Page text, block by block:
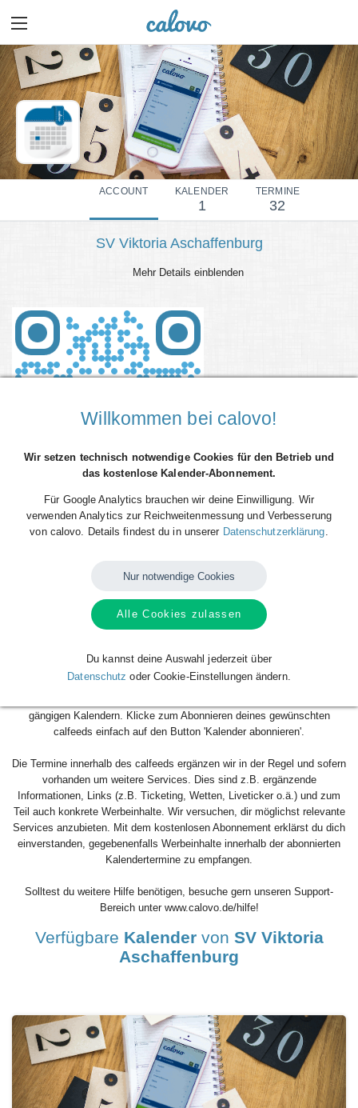
ACCOUNT KALENDER
1
TERMINE
32
SV Viktoria Aschaffenburg
Mehr Details einblenden
Du willst alle Spieltermine von SV Viktoria Aschaffenburg direkt als
Smartphone, Tablet oder Desktop-PC integrieren? Kein Problem mit den
Das Beste daran: sobald neue Spieltermine angelegt oder geändert
dem kostenlosen Abonnieren nie wieder etwas tun. Alle Termine einzeln
und mühsam einzutragen gehört also der Vergangenheit an. Los geht´s!
gängigen Kalendern. Klicke zum Abonnieren deines gewünschten
calfeeds einfach auf den Button 'Kalender abonnieren'.
Die Termine innerhalb des calfeeds ergänzen wir in der Regel und sofern
vorhanden um weitere Services. Dies sind z.B. ergänzende
Informationen, Links (z.B. Ticketing, Wetten, Liveticker o.ä.) und zum
Teil auch konkrete Werbeinhalte. Wir versuchen, dir möglichst relevante
Services anzubieten. Mit dem kostenlosen Abonnement erklärst du dich
einverstanden, gegebenenfalls Werbeinhalte innerhalb der abonnierten
Kalendertermine zu empfangen.
Solltest du weitere Hilfe benötigen, besuche gern unseren Support-
Bereich unter www.calovo.de/hilfe!
Verfügbare Kalendervon SV Viktoria
Aschaffenburg
Willkommen bei calovo!
Wir setzen technisch notwendige Cookies für den Betrieb und
das kostenlose Kalender-Abonnement.
Für Google Analytics brauchen wir deine Einwilligung. Wir
verwenden Analytics zur Reichweitenmessung und Verbesserung
von calovo. Details findest du in unserer Datenschutzerklärung.
Nur notwendige Cookies
Alle Cookies zulassen
Du kannst deine Auswahl jederzeit über
Datenschutz oder Cookie-Einstellungen ändern.